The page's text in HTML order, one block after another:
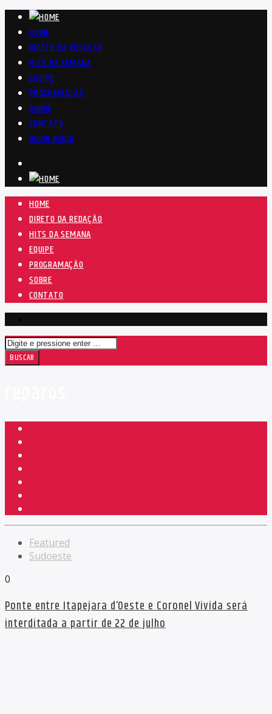
HOME
DIRETO DA REDAÇÃO
HITS DA SEMANA
EQUIPE
PROGRAMAÇÃO
SOBRE
CONTATO
OUVIR RÁDIO
HOME
DIRETO DA REDAÇÃO
HITS DA SEMANA
EQUIPE
PROGRAMAÇÃO
SOBRE
CONTATO
Featured
Sudoeste
0
Ponte entre Itapejara d’Oeste e Coronel Vivida será
interditada a partir de 22 de julho